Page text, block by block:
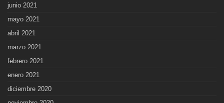
junio 2021
mayo 2021
abril 2021
marzo 2021
febrero 2021
enero 2021
diciembre 2020